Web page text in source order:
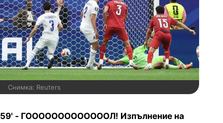
Снимка: Reuters
59' - ГОООООООООООООЛ! Изпълнение на